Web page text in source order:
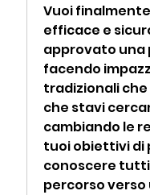
Vuoi
efficace e
approvato una
facendo
tradizionali
che stavi
cambiando le
tuoi obiettivi di
conoscere tutti
percorso